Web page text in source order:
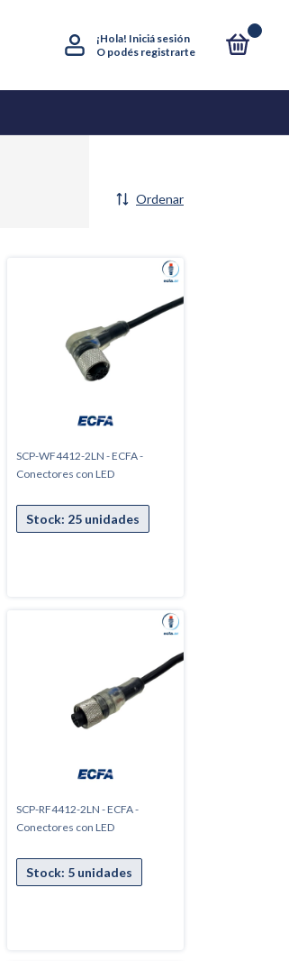
¡Hola! Iniciá sesión
O podés registrarte
Ordenar
SCP-WF4412-2LN - ECFA -
Conectores con LED
SCP-RF4412-2LN - ECFA -
Conectores con LED